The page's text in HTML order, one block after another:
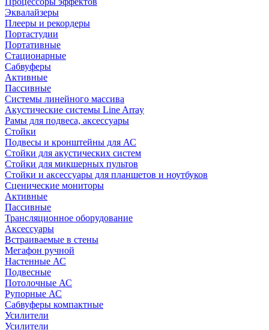
Эквалайзеры
Плееры и рекордеры
Портастудии
Портативные
Стационарные
Сабвуферы
Активные
Пассивные
Системы линейного массива
Акустические системы Line Array
Рамы для подвеса, аксессуары
Стойки
Подвесы и кронштейны для АС
Стойки для акустических систем
Стойки для микшерных пультов
Стойки и аксессуары для планшетов и ноутбуков
Сценические мониторы
Активные
Пассивные
Трансляционное оборудование
Аксессуары
Встраиваемые в стены
Мегафон ручной
Настенные АС
Подвесные
Потолочные АС
Рупорные АС
Сабвуферы компактные
Усилители
Усилители